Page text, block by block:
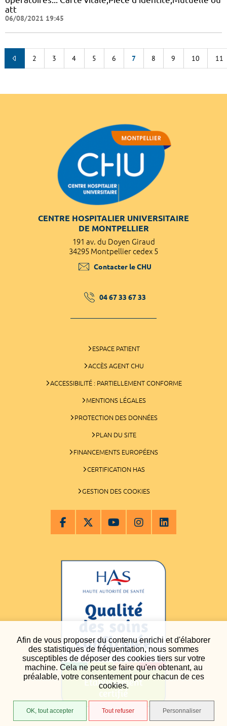
Afin de vous proposer du contenu enrichi et d'élaborer
des statistiques de fréquentation, nous sommes
susceptibles de déposer des cookies tiers sur votre
machine. Cela ne peut se faire qu'en obtenant, au
préalable, votre consentement pour chacun de ces
cookies.
OK, tout accepter Tout refuser Personnaliser
att
06/08/2021 19:45
2 3 4 5 6 7 8 9 10 11
CENTRE HOSPITALIER UNIVERSITAIRE
DE MONTPELLIER
191 av. du Doyen Giraud
34295 Montpellier cedex 5
Contacter le CHU
04 67 33 67 33
ESPACE PATIENT
ACCÈS AGENT CHU
ACCESSIBILITÉ : PARTIELLEMENT CONFORME
MENTIONS LÉGALES
PROTECTION DES DONNÉES
PLAN DU SITE
FINANCEMENTS EUROPÉENS
CERTIFICATION HAS
GESTION DES COOKIES